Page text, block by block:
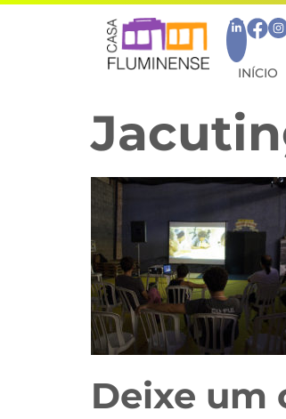
INÍCIO
Deixe um